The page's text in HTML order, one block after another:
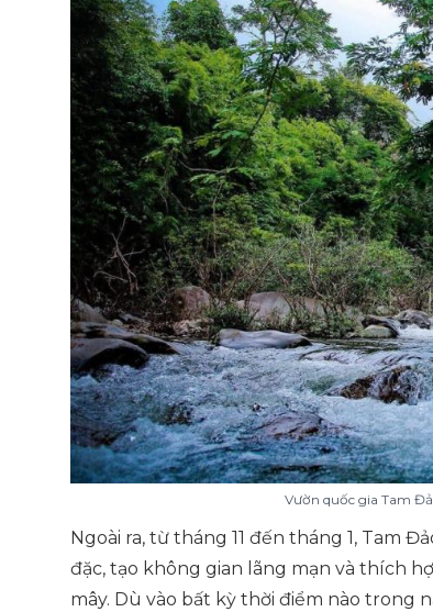
Vườn quốc gia Tam
Ngoài ra, từ tháng 11 đến tháng 1, Tam
đặc, tạo không gian lãng mạn và thích
mây. Dù vào bất kỳ thời điểm nào trong